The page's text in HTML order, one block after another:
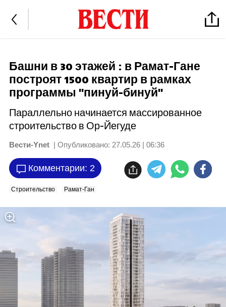
Башни в 30 этажей : в Рамат-Гане
построят 1500 квартир в рамках
программы "пинуй-бинуй"
Параллельно начинается массированное
строительство в Ор-Йегуде
Вести-Ynet | Опубликовано: 27.05.26 | 06:36
Комментарии: 2
Строительство Рамат-Ган